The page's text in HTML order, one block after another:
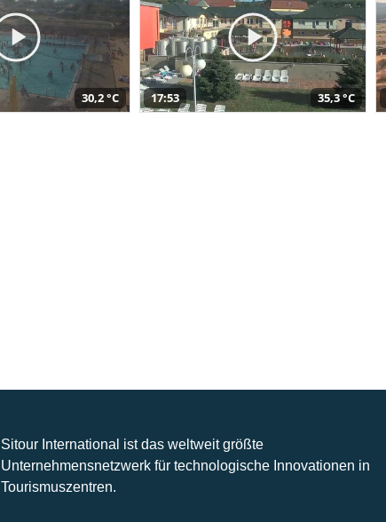
30,2 °C 17:53 35,3 °C
Sitour International ist das weltweit größte
Unternehmensnetzwerk für technologische Innovationen in
Tourismuszentren.